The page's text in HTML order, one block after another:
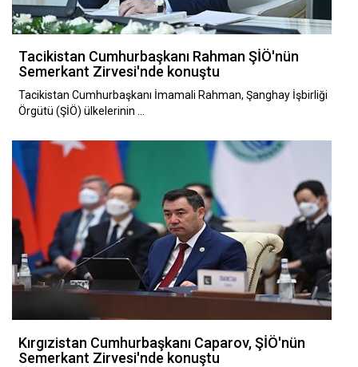
Tacikistan Cumhurbaşkanı Rahman ŞİÖ'nün
Semerkant Zirvesi'nde konuştu
Tacikistan Cumhurbaşkanı İmamali Rahman, Şanghay İşbirliği
Örgütü (ŞİÖ) ülkelerinin …
Kırgızistan Cumhurbaşkanı Caparov, ŞİÖ'nün
Semerkant Zirvesi'nde konuştu